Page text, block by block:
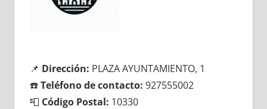
📌 Dirección: PLAZA AYUNTAMIENTO, 1
☎️Teléfono dе contacto: 927555002
📮 Código Postal: 10330